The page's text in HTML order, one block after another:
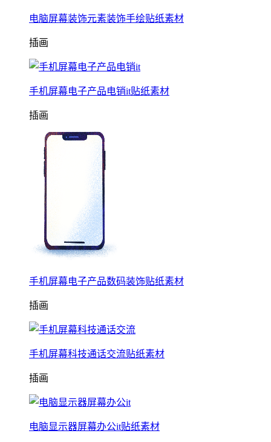
电脑屏幕装饰元素装饰手绘贴纸素材
插画
手机屏幕电子产品电销it贴纸素材
插画
手机屏幕电子产品数码装饰贴纸素材
插画
手机屏幕科技通话交流贴纸素材
插画
电脑显示器屏幕办公it贴纸素材